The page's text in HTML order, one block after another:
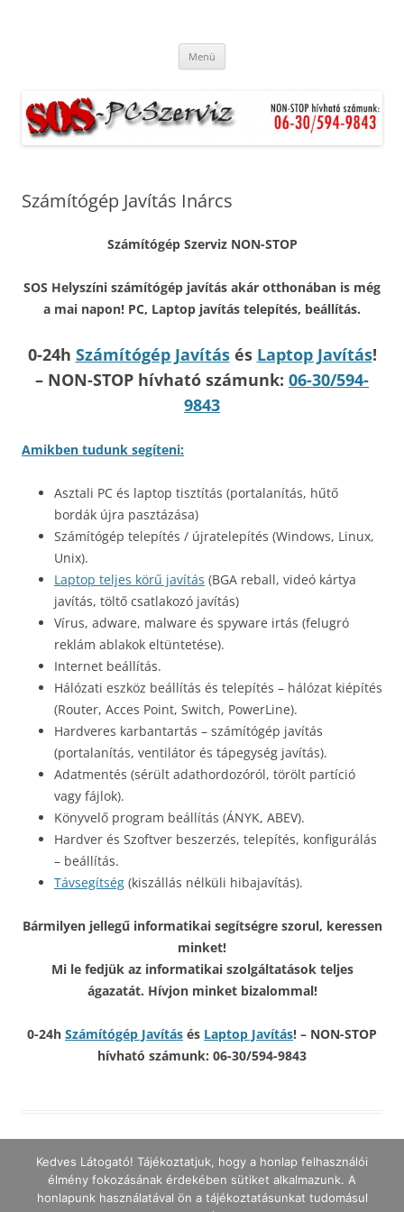
akár otthonában is még a mai
garanciát vállalunk.
Menü
Számítógép Javítás Inárcs
Számítógép Szerviz NON-STOP
SOS Helyszíni számítógép javítás akár otthonában is még
a mai napon! PC, Laptop javítás telepítés, beállítás.
0-24h Számítógép Javításés Laptop Javítás!
– NON-STOP hívható számunk: 06-30/594-
9843
Amikben tudunk segíteni:
Asztali PC és laptop tisztítás (portalanítás, hűtő
bordák újra pasztázása)
Számítógép telepítés / újratelepítés (Windows, Linux,
Unix).
Laptop teljes körű javítás (BGA reball, videó kártya
javítás, töltő csatlakozó javítás)
Vírus, adware, malware és spyware irtás (felugró
reklám ablakok eltüntetése).
Internet beállítás.
Hálózati eszköz beállítás és telepítés – hálózat kiépítés
(Router, Acces Point, Switch, PowerLine).
Hardveres karbantartás – számítógép javítás
(portalanítás, ventilátor és tápegység javítás).
Adatmentés (sérült adathordozóról, törölt partíció
vagy fájlok).
Könyvelő program beállítás (ÁNYK, ABEV).
Hardver és Szoftver beszerzés, telepítés, konfigurálás
– beállítás.
Távsegítség (kiszállás nélküli hibajavítás).
Bármilyen jellegű informatikai segítségre szorul, keressen
minket!
Mi le fedjük az informatikai szolgáltatások teljes
ágazatát. Hívjon minket bizalommal!
0-24h Számítógép Javítás és Laptop Javítás! – NON-STOP
hívható számunk: 06-30/594-9843
Kedves Látogató! Tájékoztatjuk, hogy a honlap felhasználói
élmény fokozásának érdekében sütiket alkalmazunk. A
honlapunk használatával ön a tájékoztatásunkat tudomásul